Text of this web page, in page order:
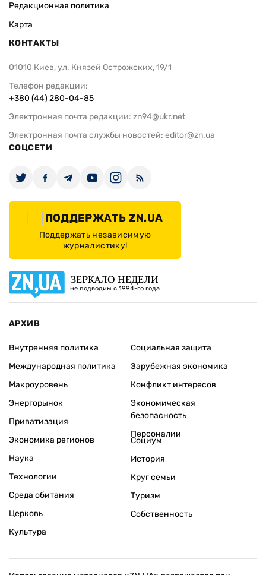
Редакционная политика
Карта
КОНТАКТЫ
01010 Киев, ул. Князей Острожских, 19/1
Телефон редакции:
+380 (44) 280-04-85
Электронная почта редакции: zn94@ukr.net
Электронная почта службы новостей: editor@zn.ua
СОЦСЕТИ
ПОДДЕРЖАТЬ ZN.UA
Поддержать независимую
журналистику!
ЗЕРКАЛО НЕДЕЛИ
не подводим с 1994-го года
АРХИВ
Внутренняя политика
Международная политика
Макроуровень
Энергорынок
Приватизация
Экономика регионов
Социальная защита
Зарубежная экономика
Конфликт интересов
Экономическая
безопасность
Персоналии
Наука
Технологии
Среда обитания
Церковь
Культура
Социум
История
Круг семьи
Туризм
Собственность